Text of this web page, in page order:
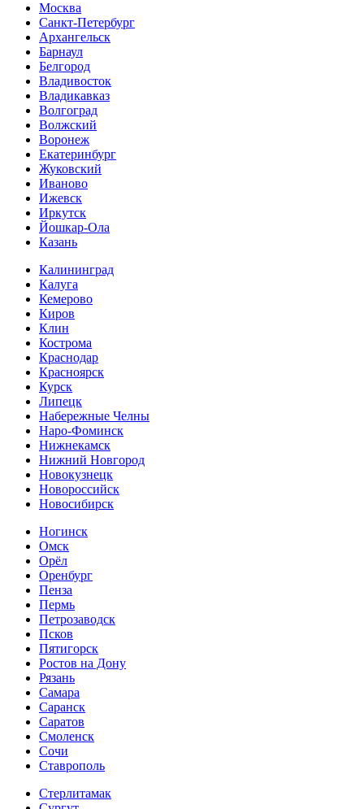
Москва
Санкт-Петербург
Архангельск
Барнаул
Белгород
Владивосток
Владикавказ
Волгоград
Волжский
Воронеж
Екатеринбург
Жуковский
Иваново
Ижевск
Иркутск
Йошкар-Ола
Казань
Калининград
Калуга
Кемерово
Киров
Клин
Кострома
Краснодар
Красноярск
Курск
Липецк
Набережные Челны
Наро-Фоминск
Нижнекамск
Нижний Новгород
Новокузнецк
Новороссийск
Новосибирск
Ногинск
Омск
Орёл
Оренбург
Пенза
Пермь
Петрозаводск
Псков
Пятигорск
Ростов на Дону
Рязань
Самара
Саранск
Саратов
Смоленск
Сочи
Ставрополь
Стерлитамак